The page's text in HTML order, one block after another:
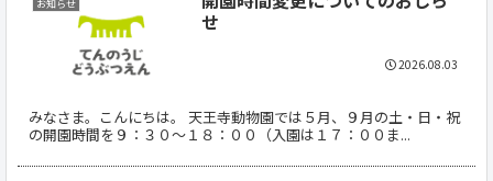
お知らせ
せ
みなさま。こんにちは。 天王寺動物園では５月、９月の土・日・祝
の開園時間を９：３０～１８：００（入園は１７：００ま...
2026.08.03